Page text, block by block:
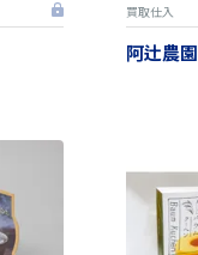
買取仕入
阿辻農園